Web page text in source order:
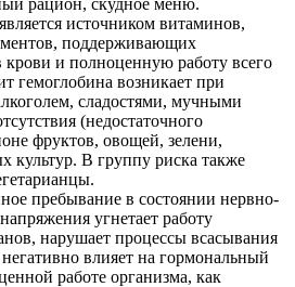
рацион, скудное меню.
источником витаминов,
поддерживающих
крови и полноценную работу всего
гемоглобина возникает при
сладостями, мучными
(недостаточного
фруктов, овощей, зелени,
культур. В группу риска также
пребывание в состоянии нервно-
угнетает работу
нарушает процессы всасывания
влияет на гормональный
работе организма, как